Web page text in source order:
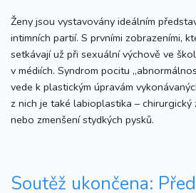
Ženy jsou vystavovány ideálním
intimních partií. S prvními zobrazeními,
setkávají už při sexuální výchově ve
v médiích. Syndrom pocitu
vede k plastickým úpravám
z nich je také labioplastika –
nebo zmenšení stydkých pysků.
Soutěž ukončena: